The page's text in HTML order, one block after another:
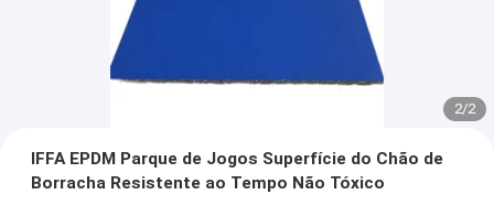
2/2
IFFA EPDM Parque de Jogos Superfície do Chão de
Borracha Resistente ao Tempo Não Tóxico